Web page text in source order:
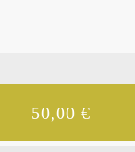
50,00 €